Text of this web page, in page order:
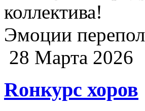
коллектива!
Эмоции
28 Марта 2026
Rонкурс хоров